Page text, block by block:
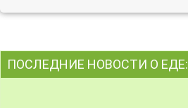
ПОСЛЕДНИЕ НОВОСТИ О ЕДЕ: